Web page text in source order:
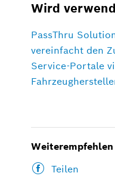
Wird
PassThru
vereinfacht den
Service-Portale
Weiterempfehlen
Teilen